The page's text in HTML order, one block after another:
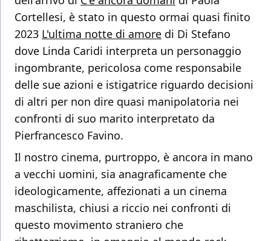
Cortellesi, è stato in questo ormai quasi finito
2023 L'ultima notte di amore di Di Stefano
dove Linda Caridi interpreta un personaggio
ingombrante, pericolosa come responsabile
delle sue azioni e istigatrice riguardo decisioni
di altri per non dire quasi manipolatoria nei
confronti di suo marito interpretato da
Pierfrancesco Favino.
Il nostro cinema, purtroppo, è ancora in mano
a vecchi uomini, sia anagraficamente che
ideologicamente, affezionati a un cinema
maschilista, chiusi a riccio nei confronti di
questo movimento straniero che